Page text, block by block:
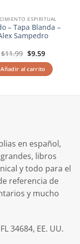
ESPIRITUAL
– Tapa Blanda –
Sampedro
$11.99 El
precio
original
era:
$11.99.
$9.59El
actual
es:
$9.59.
Añadir al carrito
en español,
libros
y todo para el
referencia de
y mucho
34684, EE. UU.